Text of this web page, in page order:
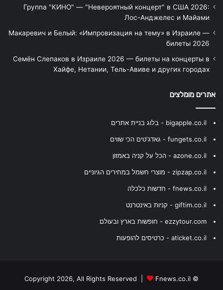
Группа "КИНО" — "Невероятный концерт" в США 2026:
Лос-Анджелес и Майами
Макаревич и Белый: «Импровизация на тему» в Израиле —
билеты 2026
Семён Слепаков в Израиле 2026 — билеты на концерты в
Хайфе, Нетании, Тель-Авиве и других городах
אתרים מומלצים
bigapple.co.il - בלוג בניית אתרים
fungets.co.il - גאדג'טים הכי שווים
azone.co.il - הכל על קניה באמזון
zipzap.co.il - מוצרי חשמל במחירים הגיוניים
fnews.co.il - חדשות כלכלה
giftim.co.il - קניות באינטרנט
ezzytour.com - חופשות בארץ ובעולם
aticket.co.il - כרטיסים להופעות
© Copyright 2026, All Rights Reserved |
Fnews.co.il